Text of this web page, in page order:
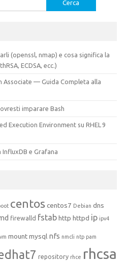
(openssl, nmap) e cosa significa la
ECDSA, ecc.)
— Guida Completa alla
imparare Bash
Execution Environment su RHEL 9
e Grafana
centoscentos7 Debian dns
firewalld fstabhttp httpd ip ipv4
mountmysql nfs nmcli ntp pam
repository rhce rhcsa